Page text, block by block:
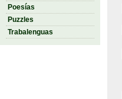
Poesías
Puzzles
Trabalenguas